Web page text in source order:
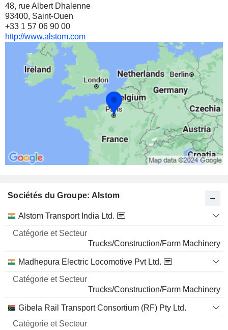
48, rue Albert Dhalenne
93400, Saint-Ouen
+33 1 57 06 90 00
http://www.alstom.com
Sociétés du Groupe: Alstom
Nom
Catégorie
Secteur
Alstom Transport India Ltd.
Trucks/Construction/Farm Machinery
Madhepura Electric Locomotive Pvt Ltd.
Trucks/Construction/Farm Machinery
Gibela Rail Transport Consortium (RF) Pty Ltd.